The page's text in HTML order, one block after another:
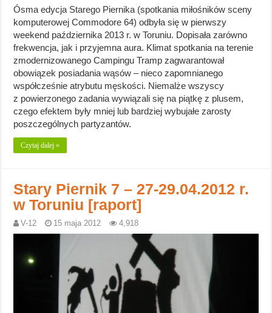
Ósma edycja Starego Piernika (spotkania miłośników sceny
komputerowej Commodore 64) odbyła się w pierwszy
weekend października 2013 r. w Toruniu. Dopisała zarówno
frekwencja, jak i przyjemna aura. Klimat spotkania na terenie
zmodernizowanego Campingu Tramp zagwarantował
obowiązek posiadania wąsów – nieco zapomnianego
współcześnie atrybutu męskości. Niemalże wszyscy
z powierzonego zadania wywiązali się na piątkę z plusem,
czego efektem były mniej lub bardziej wybujałe zarosty
poszczególnych partyzantów.
Czytaj dalej »
Stary Piernik 7 – 27-29.04.2012 r.
w Toruniu [raport]
V-12 15 maja 2012 4,918